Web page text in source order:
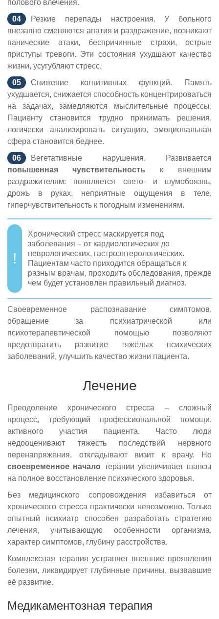
полового влечения.
Резкие перепады настроения. У больного
внезапно сменяются апатия и раздражение, возникают
панические атаки, беспричинные страхи, острые
приступы тревоги. Эти состояния ухудшают качество
жизни, усугубляют стресс.
Снижение когнитивных функций. Память
ухудшается, снижается способность концентрироваться
на задачах, замедляются мыслительные процессы.
Пациенту становится трудно принимать решения,
логически анализировать ситуацию, эмоциональная
сфера становится беднее.
Вегетативные нарушения. Развивается
повышенная чувствительность к внешним
раздражителям: появляется свето- и шумобоязнь,
дрожь в руках, неприятные ощущения в теле,
гиперчувствительность к погодным изменениям.
Хронический стресс маскируется под
заболевания – от кардиологических до
неврологических, гастроэнтерологических.
Пациентам часто приходится обращаться к
разным врачам, проходить обследования, прежде
чем будет установлен правильный диагноз.
Своевременное распознавание симптомов,
обращение за психиатрической или
психотерапевтической помощью позволяют
предотвратить развитие тяжёлых психических
заболеваний, улучшить качество жизни пациента.
Лечение
Преодоление хронического стресса – сложный
процесс, требующий профессиональной помощи,
активного участия пациента. Часто люди
недооценивают тяжесть последствий нервного
перенапряжения, откладывают визит к врачу. Но
своевременное начало терапии увеличивает шансы
на полное восстановление психического здоровья.
Без медицинского сопровождения избавиться от
хронического стресса практически невозможно. Только
опытный психиатр способен разработать стратегию
лечения, учитывающую особенности организма,
характер симптомов, глубину расстройства.
Комплексная терапия устраняет внешние проявления
болезни, ликвидирует глубинные причины, вызвавшие
её развитие.
Медикаментозная терапия